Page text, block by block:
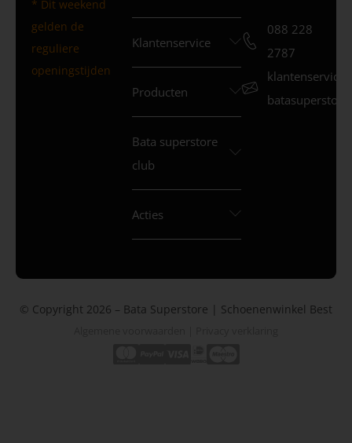
* Dit weekend
gelden de
reguliere
openingstijden
Klantenservice
Producten
Bata superstore
club
Acties
088 228
2787
© Copyright 2026 – Bata Superstore | Schoenenwinkel Best